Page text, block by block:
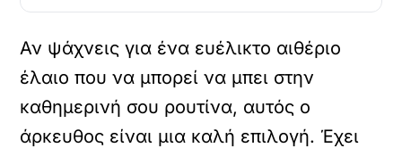
Αν ψάχνεις για ένα ευέλικτο αιθέριο
έλαιο που να μπορεί να μπει στην
καθημερινή σου ρουτίνα, αυτός ο
άρκευθος είναι μια καλή επιλογή. Έχει